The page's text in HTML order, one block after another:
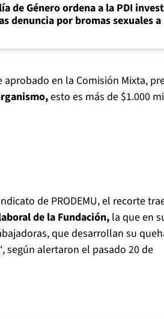
de Género ordena a la PDI
denuncia por bromas sexuales a
en la Comisión Mixta,
esto es más de $1.000
de PRODEMU, el recorte
de la Fundación, la que en
que desarrollan su
según alertaron el pasado 20 de